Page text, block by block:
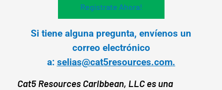
Regístrate Ahora!
Si tiene alguna pregunta, envíenos un
correo electrónico
a: selias@cat5resources.com.
Cat5 Resources Caribbean, LLC es una